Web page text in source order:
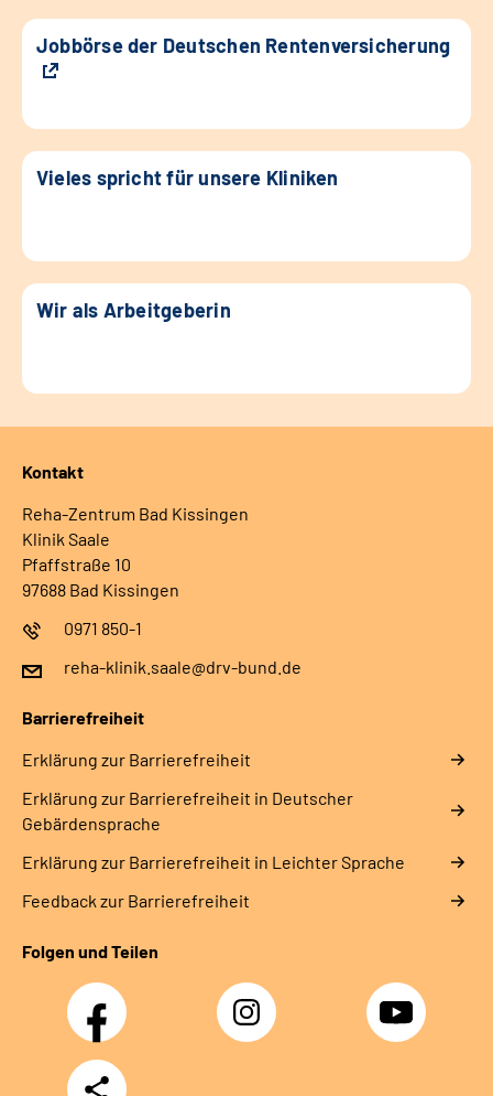
Jobbörse der Deutschen Rentenversicherung
Vieles spricht für unsere Kliniken
Wir als Arbeitgeberin
Kontakt
Reha-Zentrum Bad Kissingen
Klinik Saale
Pfaffstraße 10
97688 Bad Kissingen
0971 850-1
reha-klinik.saale@drv-bund.de
Barrierefreiheit
Erklärung zur Barrierefreiheit
Erklärung zur Barrierefreiheit in Deutscher
Gebärdensprache
Erklärung zur Barrierefreiheit in Leichter Sprache
Feedback zur Barrierefreiheit
Folgen und Teilen
Facebook Instagram YouTube
Teilen